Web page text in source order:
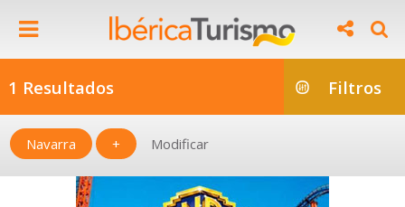
1 Resultados Filtros
Navarra + Modificar